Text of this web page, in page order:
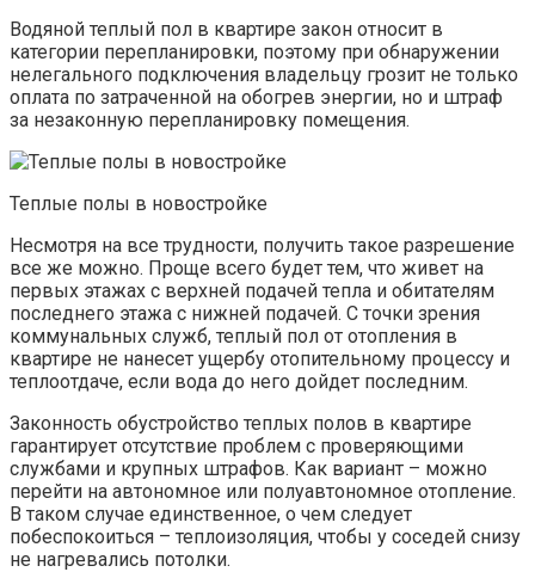
Водяной теплый пол в квартире закон относит в
категории перепланировки, поэтому при обнаружении
нелегального подключения владельцу грозит не только
оплата по затраченной на обогрев энергии, но и штраф
за незаконную перепланировку помещения.
Теплые полы в новостройке
Несмотря на все трудности, получить такое разрешение
все же можно. Проще всего будет тем, что живет на
первых этажах с верхней подачей тепла и обитателям
последнего этажа с нижней подачей. С точки зрения
коммунальных служб, теплый пол от отопления в
квартире не нанесет ущербу отопительному процессу и
теплоотдаче, если вода до него дойдет последним.
Законность обустройство теплых полов в квартире
гарантирует отсутствие проблем с проверяющими
службами и крупных штрафов. Как вариант – можно
перейти на автономное или полуавтономное отопление.
В таком случае единственное, о чем следует
побеспокоиться – теплоизоляция, чтобы у соседей снизу
не нагревались потолки.